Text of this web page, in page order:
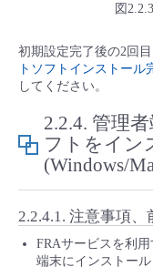
図
初期設定完了後の2回
トソフトインストー
してください。
2.2.4. 管理
フトをイン
(Windows/
2.2.4.1. 注意事項、
FRAサービスを利
端末にインストール